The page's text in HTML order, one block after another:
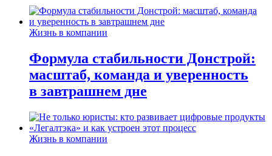
Жизнь в компании
Формула стабильности Донстрой:
масштаб, команда и уверенность
в завтрашнем дне
Жизнь в компании